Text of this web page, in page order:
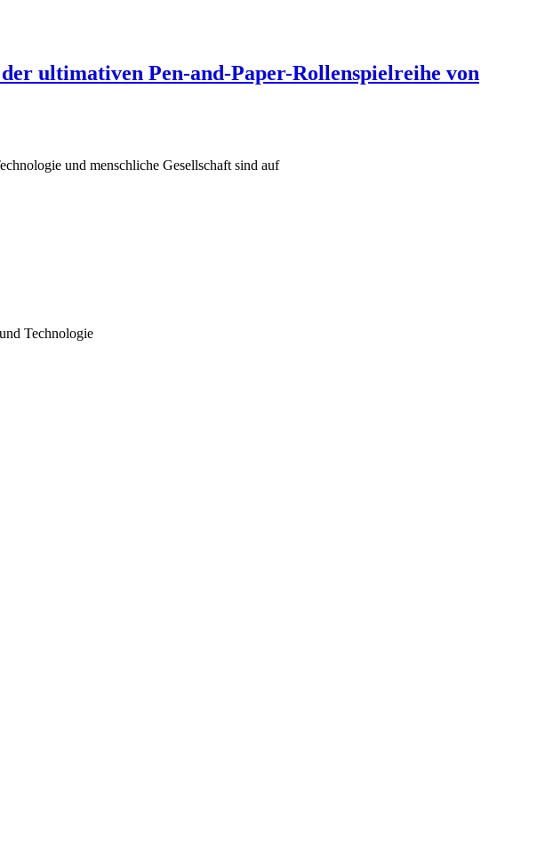
ultimativen Pen-and-Paper-Rollenspielreihe von
und menschliche Gesellschaft sind auf
Technologie